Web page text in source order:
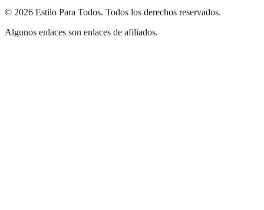
© 2026 Estilo Para Todos. Todos los derechos reservados.
Algunos enlaces son enlaces de afiliados.